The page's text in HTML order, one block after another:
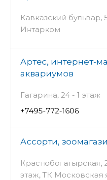
Кавказский бульвар,
Интарком
Артес, интернет-
аквариумов
Гагарина, 24 - 1 этаж
+7495-772-1606
Ассорти,
Краснобогатырская,
этаж, ТК Московская